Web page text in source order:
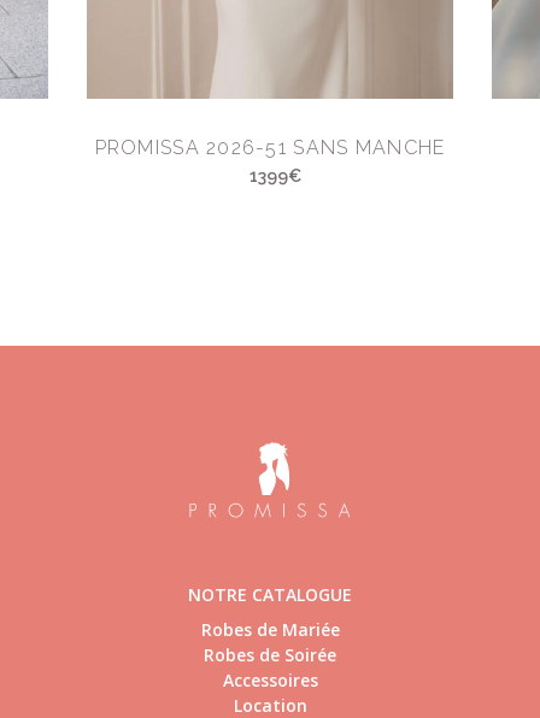
PROMISSA 2026-51 SANS MANCHE
1399€
NOTRE CATALOGUE
Robes de Mariée
Robes de Soirée
Accessoires
Location